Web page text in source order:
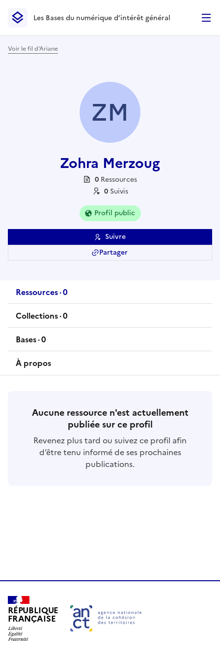
Les Bases du numérique d’intérêt général- Retour à la
Les Bases du numérique d’intérêt général
Voir le fil d'Ariane
ZM
Zohra Merzoug
0 Ressources
0 Suivis
Profil public
Suivre
Partager
Ressources·0
ressources
Collections·0
collections
Bases·0
bases
À propos
Aucune ressource n'est actuellement
publiée sur ce profil
Revenez plus tard ou suivez ce profil afin
d’être tenu informé de ses prochaines
publications.
RÉPUBLIQUE
FRANÇAISE